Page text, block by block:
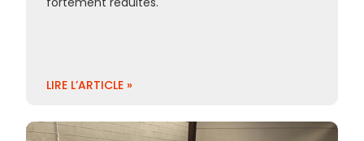
LIRE L’ARTICLE »